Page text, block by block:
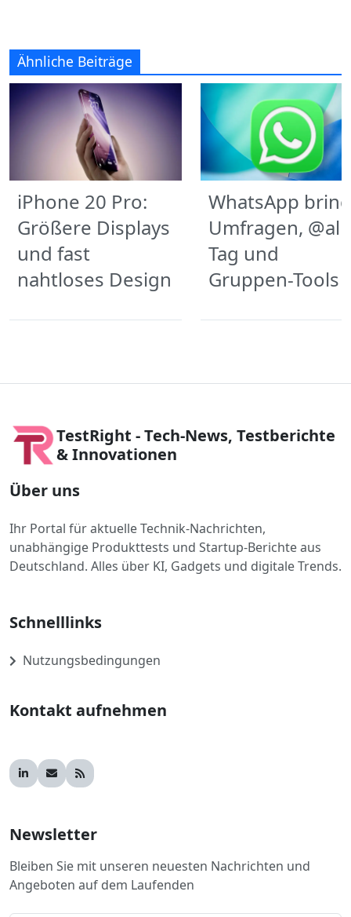
Ähnliche Beiträge
iPhone 20 Pro:
Größere Displays
und fast
nahtloses Design
WhatsApp
Umfragen, @all-
Tag und
Gruppen-Tools
TestRight - Tech-News, Testberichte
& Innovationen
Über uns
Ihr Portal für aktuelle Technik-Nachrichten,
unabhängige Produkttests und Startup-Berichte aus
Deutschland. Alles über KI, Gadgets und digitale Trends.
Schnelllinks
Nutzungsbedingungen
Kontakt aufnehmen
Newsletter
Bleiben Sie mit unseren neuesten Nachrichten und
Angeboten auf dem Laufenden